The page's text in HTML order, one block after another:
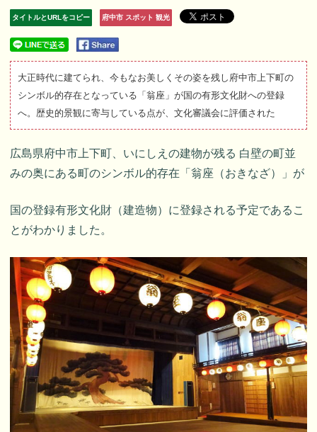
タイトルとURLをコピー 府中市 スポット 観光
大正時代に建てられ、今もなお美しくその姿を残し府中市上下町の
シンボル的存在となっている「翁座」が国の有形文化財への登録
へ。歴史的景観に寄与している点が、文化審議会に評価された
広島県府中市上下町、いにしえの建物が残る 白壁の町並
みの奥にある町のシンボル的存在「翁座（おきなざ）」が
国の登録有形文化財（建造物）に登録される予定であるこ
とがわかりました。